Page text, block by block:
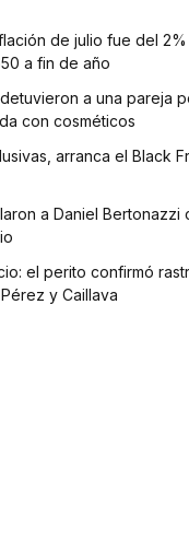
de julio fue del
a fin de año
a una pareja
con cosméticos
arranca el Black
a Daniel Bertonazzi
el perito confirmó
y Caillava